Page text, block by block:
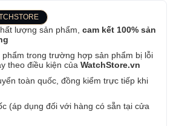
lượng sản phẩm, cam kết 100% sản
trong trường hợp sản phẩm bị lỗi
theo điều kiện của WatchStore.vn
toàn quốc, đồng kiểm trực tiếp khi
(áp dụng đối với hàng có sẵn tại cửa